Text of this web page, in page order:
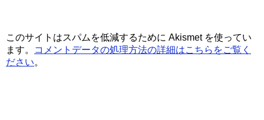
このサイトはスパムを低減するために Akismet を使ってい
ます。
コメントデータの処理方法の詳細はこちらをご覧く
ださい。